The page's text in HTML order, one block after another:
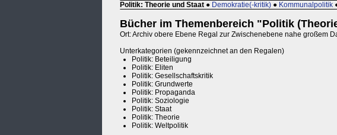
Politik: Theorie und Staat ● Demokratie(-kritik) ● Kommunalpolitik
Bücher im Themenbereich "Politik
Ort: Archiv obere Ebene Regal zur Zwischenebene nahe großem
Unterkategorien (gekennzeichnet an den Regalen)
Politik: Beteiligung
Politik: Eliten
Politik: Gesellschaftskritik
Politik: Grundwerte
Politik: Propaganda
Politik: Soziologie
Politik: Staat
Politik: Theorie
Politik: Weltpolitik